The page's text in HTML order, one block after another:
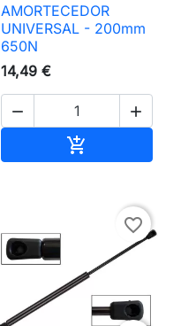
AMORTECEDOR
UNIVERSAL - 200mm
650N
14,49 €
 

favorite_border